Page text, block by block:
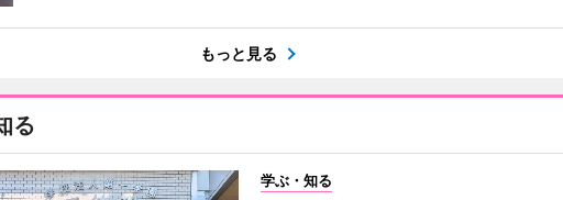
もっと見る
る
学ぶ・知る